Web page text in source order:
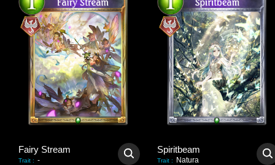
Fairy Stream
Trait : -
Spiritbeam
Trait : Natura